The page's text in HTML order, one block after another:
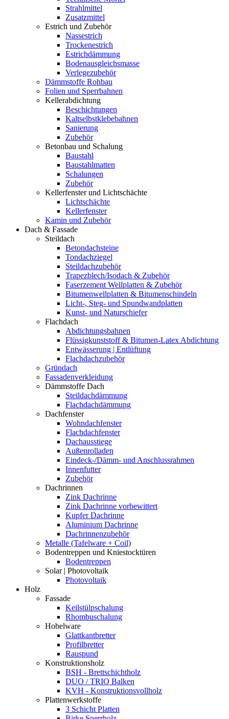
Strahlmittel
Zusatzmittel
Estrich und Zubehör
Nassestrich
Trockenestrich
Estrichdämmung
Bodenausgleichsmasse
Verlegezubehör
Dämmstoffe Rohbau
Folien und Sperrbahnen
Kellerabdichtung
Beschichtungen
Kaltselbstklebebahnen
Sanierung
Zubehör
Betonbau und Schalung
Baustahl
Baustahlmatten
Schalungen
Zubehör
Kellerfenster und Lichtschächte
Lichtschächte
Kellerfenster
Kamin und Zubehör
Dach & Fassade
Steildach
Betondachsteine
Tondachziegel
Steildachzubehör
Trapezblech/Isodach & Zubehör
Faserzement Wellplatten & Zubehör
Bitumenwellplatten & Bitumenschindeln
Licht-, Steg- und Spundwandplatten
Kunst- und Naturschiefer
Flachdach
Abdichtungsbahnen
Flüssigkunststoff & Bitumen-Latex Abdichtung
Entwässerung | Entlüftung
Flachdachzubehör
Gründach
Fassadenverkleidung
Dämmstoffe Dach
Steildachdämmung
Flachdachdämmung
Dachfenster
Wohndachfenster
Flachdachfenster
Dachausstiege
Außenrolladen
Eindeck-/Dämm- und Anschlussrahmen
Innenfutter
Zubehör
Dachrinnen
Zink Dachrinne
Zink Dachrinne vorbewittert
Kupfer Dachrinne
Aluminium Dachrinne
Dachrinnenzubehör
Metalle (Tafelware + Coil)
Bodentreppen und Kniestocktüren
Bodentreppen
Solar | Photovoltaik
Photovoltaik
Holz
Fassade
Keilstülpschalung
Rhombuschalung
Hobelware
Glattkantbretter
Profilbretter
Rauspund
Konstruktionsholz
BSH - Brettschichtholz
DUO / TRIO Balken
KVH - Konstruktionsvollholz
Plattenwerkstoffe
3 Schicht Platten